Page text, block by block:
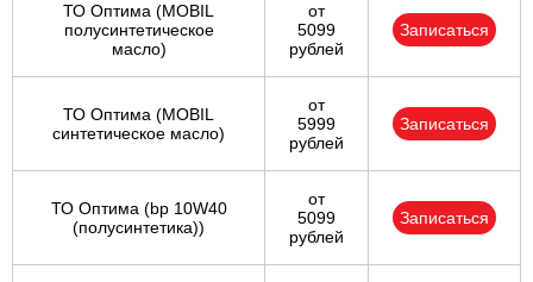
ТО Оптима (MOBIL
полусинтетическое
масло)
от
5099
рублей
Записаться
ТО Оптима (MOBIL
синтетическое масло)
от
5999
рублей
Записаться
ТО Оптима (bp 10W40
(полусинтетика))
от
5099
рублей
Записаться